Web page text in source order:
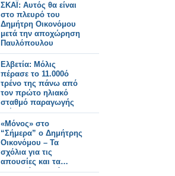
ΣΚΑΪ: Αυτός θα είναι
στο πλευρό του
Δημήτρη Οικονόμου
μετά την αποχώρηση
Παυλόπουλου
Ελβετία: Μόλις
πέρασε το 11.000ό
τρένο της πάνω από
τον πρώτο ηλιακό
σταθμό παραγωγής
ενέργειας στον
κόσμο.
«Μόνος» στο
“Σήμερα” ο Δημήτρης
Οικονόμου – Τα
σχόλια για τις
απουσίες και τα…
ιαματικά λουτρά»